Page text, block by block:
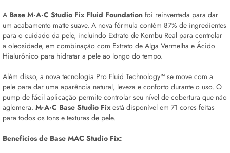
A Base M·A·C Studio Fix Fluid Foundation foi reinventada para dar
um acabamento matte suave. A nova fórmula contém 87% de ingredientes
para o cuidado da pele, incluindo Extrato de Kombu Real para controlar
a oleosidade, em combinação com Extrato de Alga Vermelha e Ácido
Hialurônico para hidratar a pele ao longo do tempo.
Além disso, a nova tecnologia Pro Fluid Technology™ se move com a
pele para dar uma aparência natural, leveza e conforto durante o uso. O
pump de fácil aplicação permite controlar seu nível de cobertura que não
aglomera. M·A·C Base Studio Fix está disponível em 71 cores feitas
para todos os tons e texturas de pele.
Benefícios de Base MAC Studio Fix: